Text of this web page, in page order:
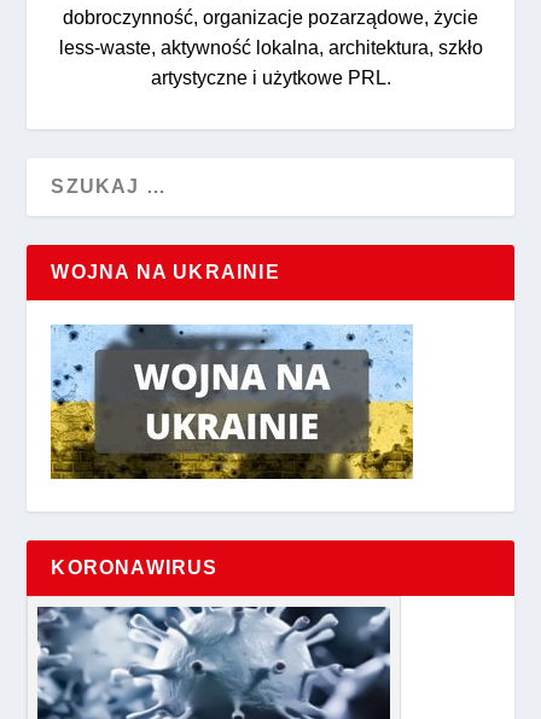
dobroczynność, organizacje pozarządowe, życie
less-waste, aktywność lokalna, architektura, szkło
artystyczne i użytkowe PRL.
WOJNA NA UKRAINIE
KORONAWIRUS